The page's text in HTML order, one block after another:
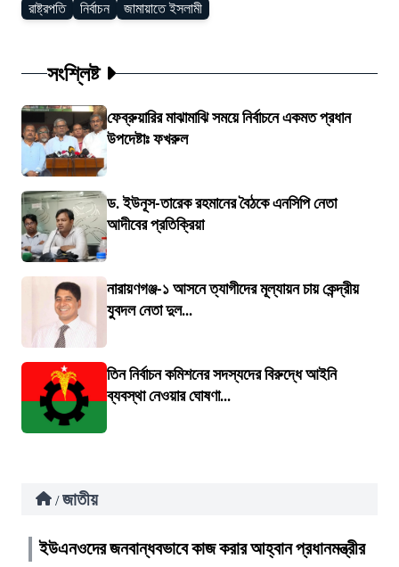
রাষ্ট্রপতি নির্বাচন জামায়াতে ইসলামী
সংশ্লিষ্ট
ফেব্রুয়ারির মাঝামাঝি সময়ে নির্বাচনে একমত প্রধান
উপদেষ্টাঃ ফখরুল
ড. ইউনূস-তারেক রহমানের বৈঠকে এনসিপি নেতা
আদীবের প্রতিক্রিয়া
নারায়ণগঞ্জ-১ আসনে ত্যাগীদের মূল্যায়ন চায় কেন্দ্রীয়
যুবদল নেতা দুল...
তিন নির্বাচন কমিশনের সদস্যদের বিরুদ্ধে আইনি
ব্যবস্থা নেওয়ার ঘোষণা...
/ জাতীয়
ইউএনওদের জনবান্ধবভাবে কাজ করার আহ্বান প্রধানমন্ত্রীর